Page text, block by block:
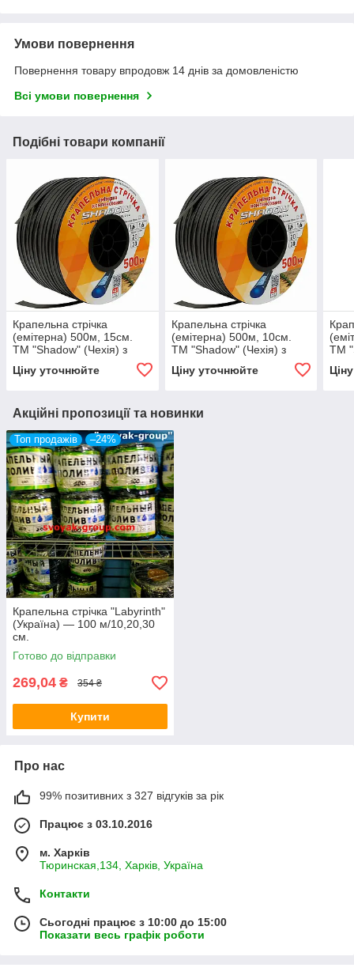
Умови повернення
Повернення товару впродовж 14 днів за домовленістю
Всі умови повернення
Подібні товари компанії
Крапельна стрічка
(емітерна) 500м, 15см.
ТМ "Shadow" (Чехія) з
крапельницями. 1,4 ч/л.
Ціну уточнюйте
Крапельна стрічка
(емітерна) 500м, 10см.
ТМ "Shadow" (Чехія) з
крапельницями. 1,4 ч/л.
Ціну уточнюйте
ТМ
Акційні пропозиції та новинки
Топ продажів –24%
Крапельна стрічка "Labyrinth"
(Україна) — 100 м/10,20,30
см.
Готово до відправки
269,04 ₴ 354 ₴
Купити
Про нас
99% позитивних з 327 відгуків за рік
Працює з 03.10.2016
м. Харків
Тюринская,134, Харків, Україна
Контакти
Сьогодні працює з 10:00 до 15:00
Показати весь графік роботи